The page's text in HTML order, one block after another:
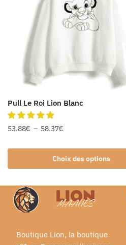
Pull Le Roi Lion Blanc
53.88€ – 58.37€
Choix des options
Boutique Lion, la boutique